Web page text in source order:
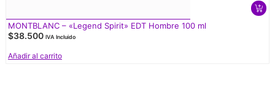
MONTBLANC – «Legend Spirit» EDT Hombre 100 ml
$38.500 IVA Incluido
Añadir al carrito